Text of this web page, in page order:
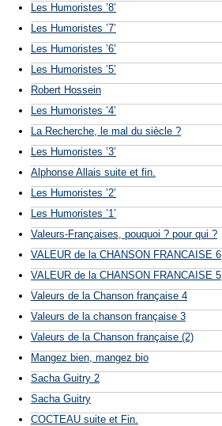
Les Humoristes ’8’
Les Humoristes ’7’
Les Humoristes ’6’
Les Humoristes ’5’
Robert Hossein
Les Humoristes ’4’
La Recherche, le mal du siècle ?
Les Humoristes ’3’
Alphonse Allais suite et fin.
Les Humoristes ’2’
Les Humoristes ’1’
Valeurs-Françaises, pouquoi ? pour qui ?
VALEUR de la CHANSON FRANCAISE 6
VALEUR de la CHANSON FRANCAISE 5
Valeurs de la Chanson française 4
Valeurs de la chanson française 3
Valeurs de la Chanson française (2)
Mangez bien, mangez bio
Sacha Guitry 2
Sacha Guitry
COCTEAU suite et Fin.